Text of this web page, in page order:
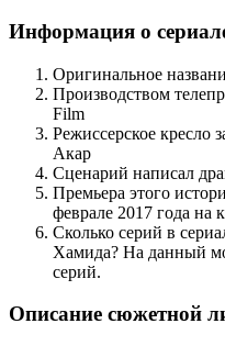
Информация о
Оригинальное
Производством
Film
Режиссерское кресло
Акар
Сценарий написал
Премьера этого
феврале 2017 года на
Сколько серий в
Хамида? На данный
серий.
Описание сюжетной